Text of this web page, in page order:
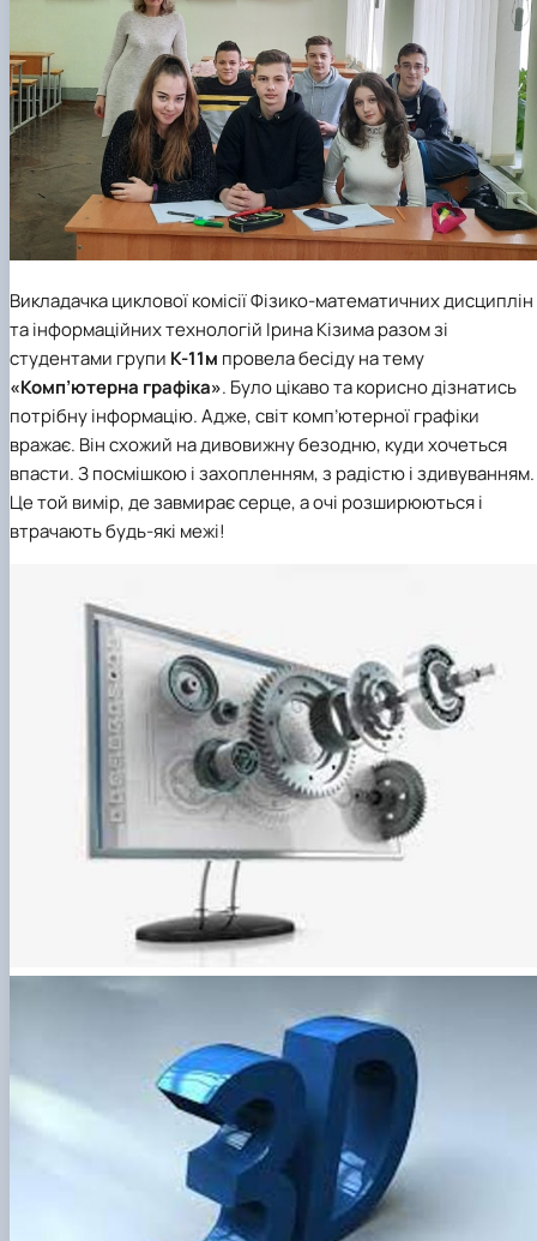
Викладачка циклової комісії Фізико-математичних дисциплін
та інформаційних технологій Ірина Кізима разом зі
студентами групи К-11м провела бесіду на тему
«Комп’ютерна графіка». Було цікаво та корисно дізнатись
потрібну інформацію. Адже, світ комп’ютерної графіки
вражає. Він схожий на дивовижну безодню, куди хочеться
впасти. З посмішкою і захопленням, з радістю і здивуванням.
Це той вимір, де завмирає серце, а очі розширюються і
втрачають будь-які межі!